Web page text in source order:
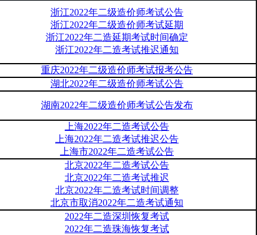
浙江2022年二级造价师考试公告
浙江2022年二级造价师考试延期
浙江2022年二造延期考试时间确定
浙江2022年二造考试推迟通知
重庆2022年二级造价师考试报考公告
湖北2022年二级造价师考试公告
湖南2022年二级造价师考试公告发布
上海2022年二造考试公告
上海2022年二造考试推迟公告
上海市2022年二造考试公告
北京2022年二造考试公告
北京2022年二造考试推迟
北京2022年二造考试时间调整
北京市取消2022年二造考试通知
2022年二造深圳恢复考试
2022年二造珠海恢复考试